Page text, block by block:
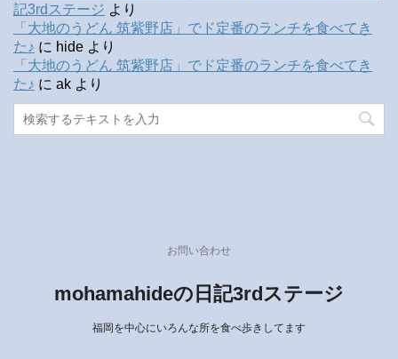
記3rdステージ より
「大地のうどん 筑紫野店」でド定番のランチを食べてき
た♪ に hide より
「大地のうどん 筑紫野店」でド定番のランチを食べてき
た♪ に ak より
お問い合わせ
mohamahideの日記3rdステージ
福岡を中心にいろんな所を食べ歩きしてます